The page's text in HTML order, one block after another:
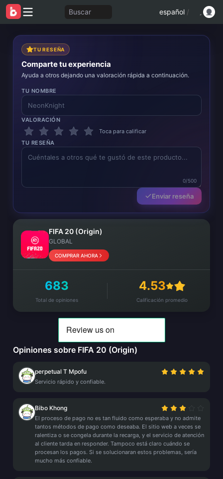
Buscar español /
TU RESEÑA
Comparte tu experiencia
Ayuda a otros dejando una valoración rápida a continuación.
TU NOMBRE
VALORACIÓN
Toca para calificar
TU RESEÑA
0/500
Enviar reseña
FIFA 20 (Origin)
GLOBAL
COMPRAR AHORA
683
Total de opiniones
4.53
Calificación promedio
Opiniones sobre FIFA 20 (Origin)
perpetual T Mpofu
Servicio rápido y confiable.
Bibo Khong
El proceso de pago no es tan fluido como esperaba y no admite
tantos métodos de pago como deseaba. El sitio web a veces se
ralentiza o se congela durante la recarga, y el servicio de atención
al cliente tarda en responder. Tampoco está claro cuándo se
procesan los pagos. Si se solucionaran estos problemas, sería
mucho más confiable.